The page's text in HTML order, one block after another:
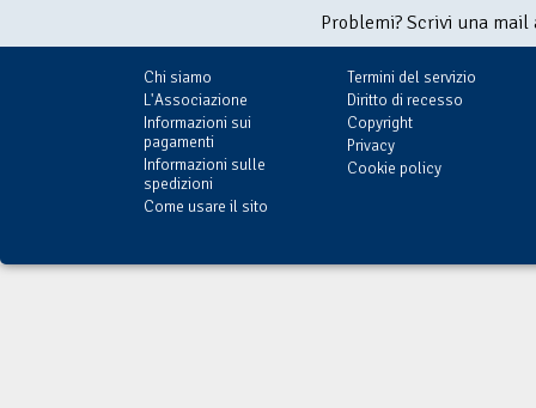
Problemi? Scrivi una
Chi siamo
L'Associazione
Informazioni sui
pagamenti
Informazioni sulle
spedizioni
Come usare il sito
Termini del servizio
Diritto di recesso
Copyright
Privacy
Cookie policy